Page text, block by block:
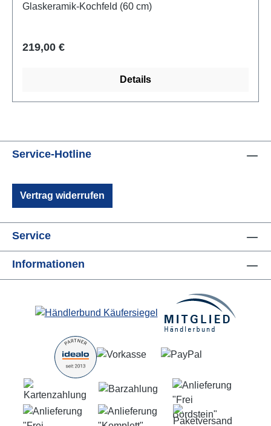
Glaskeramik-Kochfeld (60 cm)
Regulärer Preis:
219,00 €
Details
Service-Hotline
Vertrag widerrufen
Service
Informationen